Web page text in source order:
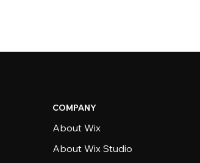
COMPANY
About Wix
About Wix Studio